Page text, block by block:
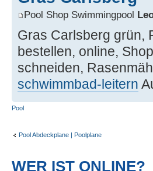
Pool Shop Swimmingpool
Gras Carlsberg grün,
bestellen, online,
schneiden,
schwimmbad-leitern
Pool
Pool Abdeckplane | Poolplane
WER IST ONLINE?